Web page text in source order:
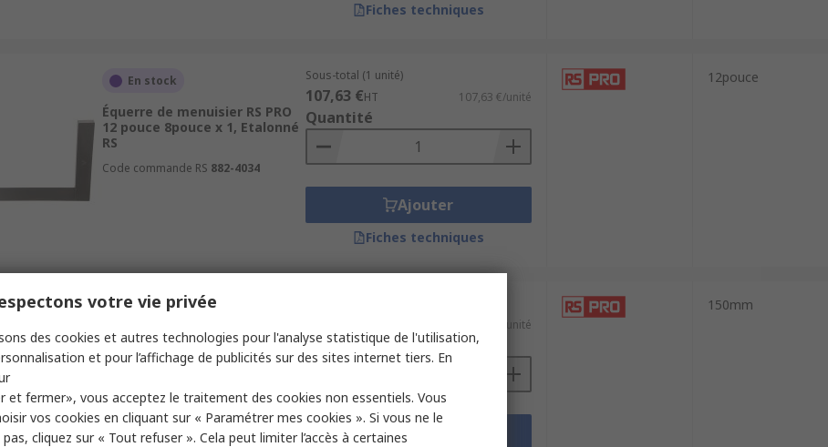
Fiches techniques
En stock
Équerre de menuisier RS PRO
12 pouce 8pouce x 1, Etalonné
RS
Code commande RS 882-4034
Sous-total (1 unité)
107,63 €HT 107,63 €/unité
Quantité
Ajouter
Fiches techniques
12pouce
En stock
Equerre de mécanicien RS PRO
150 mm Métrique 60mm
50,03 €/unité
Quantité
Ajouter
150mm
votre vie privée
des cookies et autres technologies pour l'analyse statistique de l'utilisation,
et pour l’affichage de publicités sur des sites internet tiers. En
et fermer», vous acceptez le traitement des cookies non essentiels. Vous
vos cookies en cliquant sur « Paramétrer mes cookies ». Si vous ne le
cliquez sur « Tout refuser ». Cela peut limiter l’accès à certaines